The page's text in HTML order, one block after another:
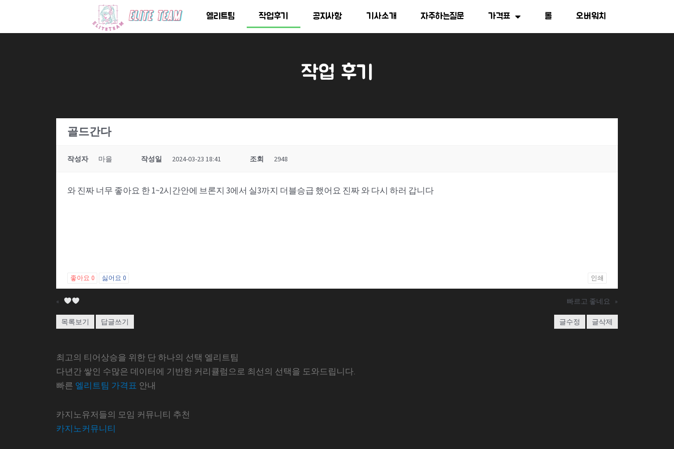
츠
엘리트팀 작업후기 공지사항 기사소개 자주하는질문 가격표 롤 오버워치
작업 후기
골드간다
작성자 마을 작성일 2024-03-23 18:41 조회 2948
와 진짜 너무 좋아요 한 1~2시간안에 브론지 3에서 실3까지 더블승급 했어요 진짜 와 다시 하러 갑니다
좋아요 0 싫어요 0 인쇄
« 빠르고 좋네요 »
목록보기 답글쓰기 글수정 글삭제
최고의 티어상승을 위한 단 하나의 선택 엘리트팀
다년간 쌓인 수많은 데이터에 기반한 커리큘럼으로 최선의 선택을 도와드립니다.
빠른 엘리트팀 가격표 안내
카지노유저들의 모임 커뮤니티 추천
카지노커뮤니티